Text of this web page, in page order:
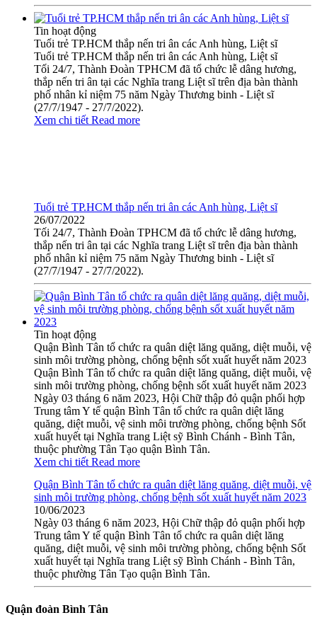
Tin hoạt động
Tuổi trẻ TP.HCM thắp nến tri ân các Anh hùng, Liệt sĩ
Tuổi trẻ TP.HCM thắp nến tri ân các Anh hùng, Liệt sĩ
Tối 24/7, Thành Đoàn TPHCM đã tổ chức lễ dâng hương,
thắp nến tri ân tại các Nghĩa trang Liệt sĩ trên địa bàn thành
phố nhân kỉ niệm 75 năm Ngày Thương binh - Liệt sĩ
(27/7/1947 - 27/7/2022).
Xem chi tiết Read more
Tuổi trẻ TP.HCM thắp nến tri ân các Anh hùng, Liệt sĩ
26/07/2022
Tối 24/7, Thành Đoàn TPHCM đã tổ chức lễ dâng hương,
thắp nến tri ân tại các Nghĩa trang Liệt sĩ trên địa bàn thành
phố nhân kỉ niệm 75 năm Ngày Thương binh - Liệt sĩ
(27/7/1947 - 27/7/2022).
Tin hoạt động
Quận Bình Tân tổ chức ra quân diệt lăng quăng, diệt muỗi, vệ
sinh môi trường phòng, chống bệnh sốt xuất huyết năm 2023
Quận Bình Tân tổ chức ra quân diệt lăng quăng, diệt muỗi, vệ
sinh môi trường phòng, chống bệnh sốt xuất huyết năm 2023
Ngày 03 tháng 6 năm 2023, Hội Chữ thập đỏ quận phối hợp
Trung tâm Y tế quận Bình Tân tổ chức ra quân diệt lăng
quăng, diệt muỗi, vệ sinh môi trường phòng, chống bệnh Sốt
xuất huyết tại Nghĩa trang Liệt sỹ Bình Chánh - Bình Tân,
thuộc phường Tân Tạo quận Bình Tân.
Xem chi tiết Read more
Quận Bình Tân tổ chức ra quân diệt lăng quăng, diệt muỗi, vệ
sinh môi trường phòng, chống bệnh sốt xuất huyết năm 2023
10/06/2023
Ngày 03 tháng 6 năm 2023, Hội Chữ thập đỏ quận phối hợp
Trung tâm Y tế quận Bình Tân tổ chức ra quân diệt lăng
quăng, diệt muỗi, vệ sinh môi trường phòng, chống bệnh Sốt
xuất huyết tại Nghĩa trang Liệt sỹ Bình Chánh - Bình Tân,
thuộc phường Tân Tạo quận Bình Tân.
Quận đoàn Bình Tân